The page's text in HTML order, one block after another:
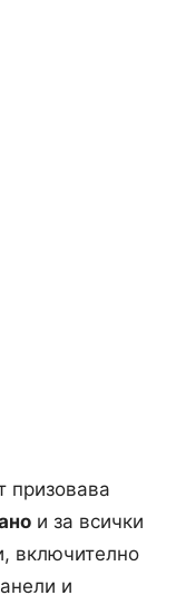
призовава
и за всички
включително
и